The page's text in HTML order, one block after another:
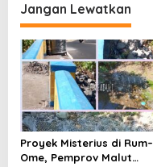
g
a
s
i
p
o
s
Jangan Lewatkan
Proyek Misterius di Rum–
Ome, Pemprov Malut